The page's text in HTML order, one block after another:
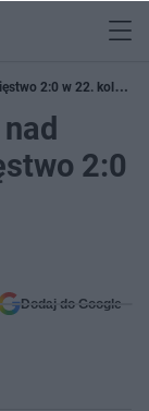
2:0 w 22. kolejce
2:0
Dodaj do Google